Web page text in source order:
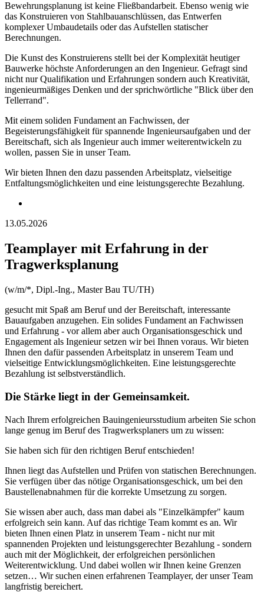
Bewehrungsplanung ist keine Fließbandarbeit. Ebenso wenig wie
das Konstruieren von Stahlbauanschlüssen, das Entwerfen
komplexer Umbaudetails oder das Aufstellen statischer
Berechnungen.
Die Kunst des Konstruierens stellt bei der Komplexität heutiger
Bauwerke höchste Anforderungen an den Ingenieur. Gefragt sind
nicht nur Qualifikation und Erfahrungen sondern auch Kreativität,
ingenieurmäßiges Denken und der sprichwörtliche "Blick über den
Tellerrand".
Mit einem soliden Fundament an Fachwissen, der
Begeisterungsfähigkeit für spannende Ingenieursaufgaben und der
Bereitschaft, sich als Ingenieur auch immer weiterentwickeln zu
wollen, passen Sie in unser Team.
Wir bieten Ihnen den dazu passenden Arbeitsplatz, vielseitige
Entfaltungsmöglichkeiten und eine leistungsgerechte Bezahlung.
13.05.2026
Teamplayer mit Erfahrung in der
Tragwerksplanung
(w/m/*, Dipl.-Ing., Master Bau TU/TH)
gesucht mit Spaß am Beruf und der Bereitschaft, interessante
Bauaufgaben anzugehen. Ein solides Fundament an Fachwissen
und Erfahrung - vor allem aber auch Organisationsgeschick und
Engagement als Ingenieur setzen wir bei Ihnen voraus. Wir bieten
Ihnen den dafür passenden Arbeitsplatz in unserem Team und
vielseitige Entwicklungsmöglichkeiten. Eine leistungsgerechte
Bezahlung ist selbstverständlich.
Die Stärke liegt in der Gemeinsamkeit.
Nach Ihrem erfolgreichen Bauingenieursstudium arbeiten Sie schon
lange genug im Beruf des Tragwerksplaners um zu wissen:
Sie haben sich für den richtigen Beruf entschieden!
Ihnen liegt das Aufstellen und Prüfen von statischen Berechnungen.
Sie verfügen über das nötige Organisationsgeschick, um bei den
Baustellenabnahmen für die korrekte Umsetzung zu sorgen.
Sie wissen aber auch, dass man dabei als "Einzelkämpfer" kaum
erfolgreich sein kann. Auf das richtige Team kommt es an. Wir
bieten Ihnen einen Platz in unserem Team - nicht nur mit
spannenden Projekten und leistungsgerechter Bezahlung - sondern
auch mit der Möglichkeit, der erfolgreichen persönlichen
Weiterentwicklung. Und dabei wollen wir Ihnen keine Grenzen
setzen… Wir suchen einen erfahrenen Teamplayer, der unser Team
langfristig bereichert.